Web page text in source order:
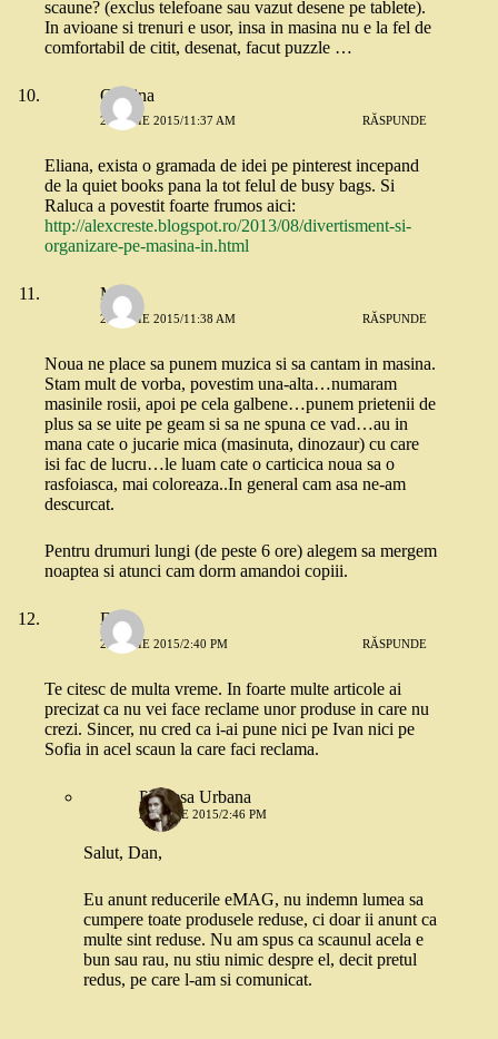
scaune? (exclus telefoane sau vazut desene pe tablete).
In avioane si trenuri e usor, insa in masina nu e la fel de
comfortabil de citit, desenat, facut puzzle …
Cristina
22 IULIE 2015/11:37 AM RĂSPUNDE
Eliana, exista o gramada de idei pe pinterest incepand
de la quiet books pana la tot felul de busy bags. Si
Raluca a povestit foarte frumos aici:
http://alexcreste.blogspot.ro/2013/08/divertisment-si-
organizare-pe-masina-in.html
Meg
22 IULIE 2015/11:38 AM RĂSPUNDE
Noua ne place sa punem muzica si sa cantam in masina.
Stam mult de vorba, povestim una-alta…numaram
masinile rosii, apoi pe cela galbene…punem prietenii de
plus sa se uite pe geam si sa ne spuna ce vad…au in
mana cate o jucarie mica (masinuta, dinozaur) cu care
isi fac de lucru…le luam cate o carticica noua sa o
rasfoiasca, mai coloreaza..In general cam asa ne-am
descurcat.
Pentru drumuri lungi (de peste 6 ore) alegem sa mergem
noaptea si atunci cam dorm amandoi copiii.
Dan
22 IULIE 2015/2:40 PM RĂSPUNDE
Te citesc de multa vreme. In foarte multe articole ai
precizat ca nu vei face reclame unor produse in care nu
crezi. Sincer, nu cred ca i-ai pune nici pe Ivan nici pe
Sofia in acel scaun la care faci reclama.
Printesa Urbana
22 IULIE 2015/2:46 PM
Salut, Dan,
Eu anunt reducerile eMAG, nu indemn lumea sa
cumpere toate produsele reduse, ci doar ii anunt ca
multe sint reduse. Nu am spus ca scaunul acela e
bun sau rau, nu stiu nimic despre el, decit pretul
redus, pe care l-am si comunicat.